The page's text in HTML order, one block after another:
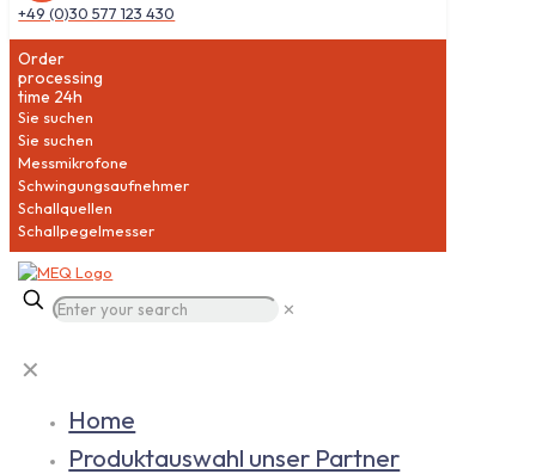
+49 (0)30 577 123 430
Order
processing
time 24h
Sie suchen
Sie suchen
Messmikrofone
Schwingungsaufnehmer
Schallquellen
Schallpegelmesser
✕
✕
Home
Produktauswahl unser Partner